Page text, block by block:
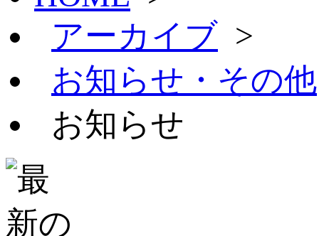
アーカイブ >
お知らせ・その他
お知らせ